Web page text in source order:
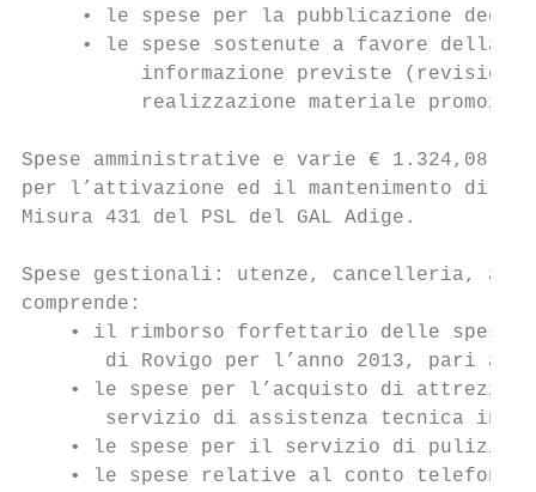
• le spese per la pubblicazione
• le spese sostenute a favore della
informazione previste
realizzazione materiale
Spese amministrative e varie € 1.324,08.
per l’attivazione ed il mantenimento di
Misura 431 del PSL del GAL Adige.
Spese gestionali: utenze, cancelleria,
comprende:
• il rimborso forfettario delle spese
di Rovigo per l’anno 2013, pari ad
• le spese per l’acquisto di
servizio di assistenza tecnica
• le spese per il servizio di pulizia
• le spese relative al conto